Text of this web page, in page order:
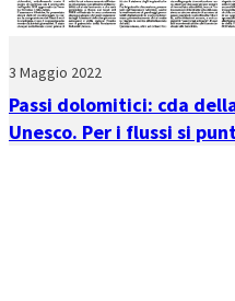
3 Maggio 2022
Passi dolomitici: cda
Unesco. Per i flussi si